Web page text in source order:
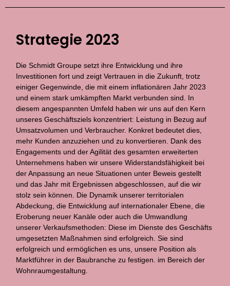
Strategie 2023
Die Schmidt Groupe setzt ihre Entwicklung und ihre
Investitionen fort und zeigt Vertrauen in die Zukunft, trotz
einiger Gegenwinde, die mit einem inflationären Jahr 2023
und einem stark umkämpften Markt verbunden sind. In
diesem angespannten Umfeld haben wir uns auf den Kern
unseres Geschäftsziels konzentriert: Leistung in Bezug auf
Umsatzvolumen und Verbraucher. Konkret bedeutet dies,
mehr Kunden anzuziehen und zu konvertieren. Dank des
Engagements und der Agilität des gesamten erweiterten
Unternehmens haben wir unsere Widerstandsfähigkeit bei
der Anpassung an neue Situationen unter Beweis gestellt
und das Jahr mit Ergebnissen abgeschlossen, auf die wir
stolz sein können. Die Dynamik unserer territorialen
Abdeckung, die Entwicklung auf internationaler Ebene, die
Eroberung neuer Kanäle oder auch die Umwandlung
unserer Verkaufsmethoden: Diese im Dienste des Geschäfts
umgesetzten Maßnahmen sind erfolgreich. Sie sind
erfolgreich und ermöglichen es uns, unsere Position als
Marktführer in der Baubranche zu festigen. im Bereich der
Wohnraumgestaltung.